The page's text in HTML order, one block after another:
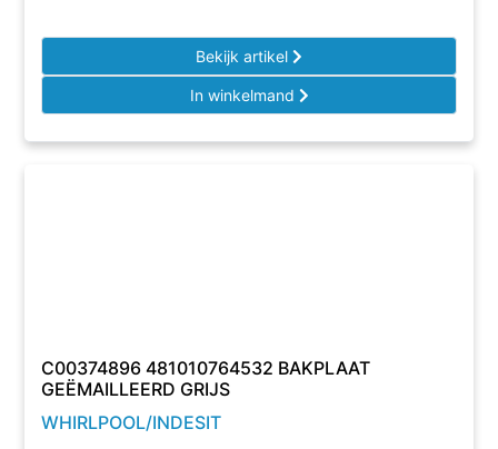
Bekijk artikel
In winkelmand
C00374896 481010764532 BAKPLAAT
GEËMAILLEERD GRIJS
WHIRLPOOL/INDESIT